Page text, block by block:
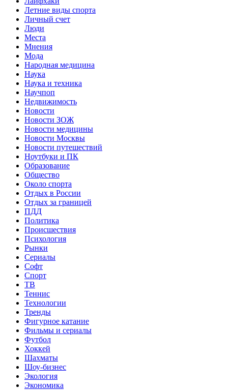
Летние виды спорта
Личный счет
Люди
Места
Мнения
Мода
Народная медицина
Наука
Наука и техника
Научпоп
Недвижимость
Новости
Новости ЗОЖ
Новости медицины
Новости Москвы
Новости путешествий
Ноутбуки и ПК
Образование
Общество
Около спорта
Отдых в России
Отдых за границей
ПДД
Политика
Происшествия
Психология
Рынки
Сериалы
Софт
Спорт
ТВ
Теннис
Технологии
Тренды
Фигурное катание
Фильмы и сериалы
Футбол
Хоккей
Шахматы
Шоу-бизнес
Экология
Экономика